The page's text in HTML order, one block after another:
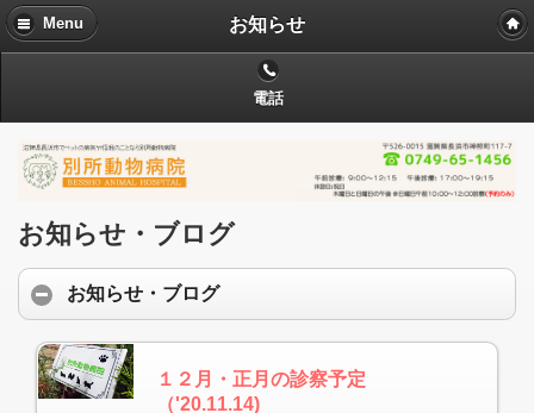
Menu お知らせ
電話
お知らせ・ブログ
お知らせ・ブログ
１２月・正月の診察予定
（'20.11.14)